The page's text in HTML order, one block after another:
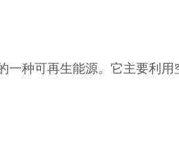
一种可再生能源。它主要利